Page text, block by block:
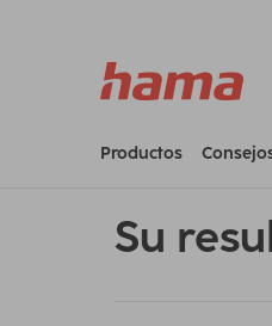
Productos
Su